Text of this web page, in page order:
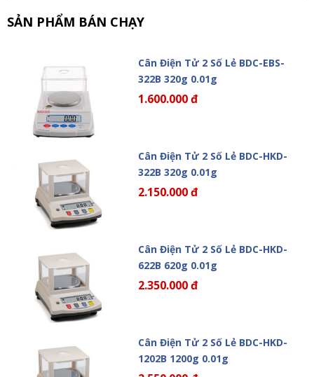
SẢN PHẨM BÁN CHẠY
Cân Điện Tử 2 Số Lẻ BDC-EBS-
322B 320g 0.01g
1.600.000 đ
Cân Điện Tử 2 Số Lẻ BDC-HKD-
322B 320g 0.01g
2.150.000 đ
Cân Điện Tử 2 Số Lẻ BDC-HKD-
622B 620g 0.01g
2.350.000 đ
Cân Điện Tử 2 Số Lẻ BDC-HKD-
1202B 1200g 0.01g